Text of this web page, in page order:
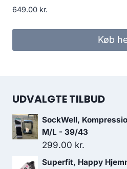
649.00 kr.
Køb
UDVALGTE TILBUD
SockWell,
M/L - 39/43
299.00 kr.
Superfit, Happy